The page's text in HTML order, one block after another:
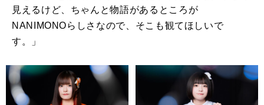
見えるけど、ちゃんと物語があるところが
NANIMONOらしさなので、そこも観てほしいで
す。」